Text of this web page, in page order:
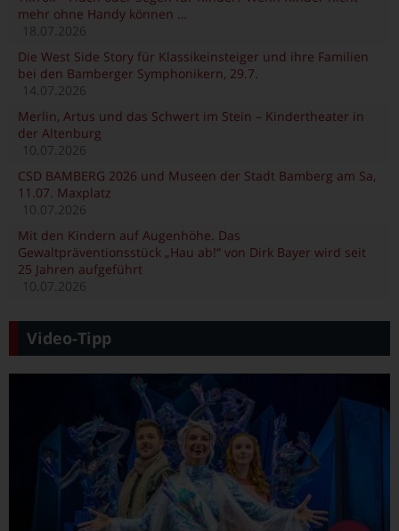
mehr ohne Handy können …
18.07.2026
Die West Side Story für Klassikeinsteiger und ihre Familien
bei den Bamberger Symphonikern, 29.7.
14.07.2026
Merlin, Artus und das Schwert im Stein – Kindertheater in
der Altenburg
10.07.2026
CSD BAMBERG 2026 und Museen der Stadt Bamberg am Sa,
11.07. Maxplatz
10.07.2026
Mit den Kindern auf Augenhöhe. Das
Gewaltpräventionsstück „Hau ab!“ von Dirk Bayer wird seit
25 Jahren aufgeführt
10.07.2026
Video-Tipp